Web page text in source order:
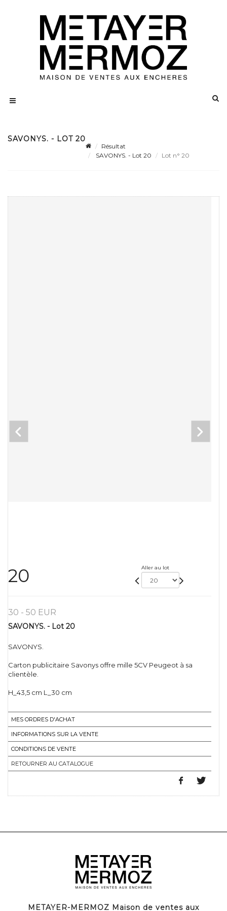
SAVONYS. - LOT 20
Résultat
SAVONYS. - Lot 20
Lot n° 20
20 Aller au lot
30 - 50 EUR
SAVONYS. - Lot 20
SAVONYS.
Carton publicitaire Savonys offre mille 5CV Peugeot à sa
clientèle.
H_43,5 cm L_30 cm
MES ORDRES D'ACHAT
INFORMATIONS SUR LA VENTE
CONDITIONS DE VENTE
RETOURNER AU CATALOGUE
METAYER-MERMOZ Maison de ventes aux